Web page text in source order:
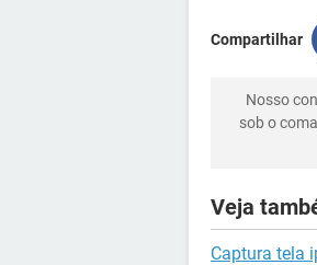
Compartilhar
Nosso
sob o
Veja
Captura tela